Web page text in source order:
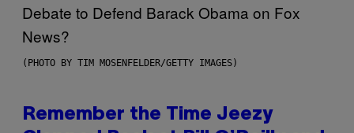
(PHOTO BY TIM MOSENFELDER/GETTY IMAGES)
Remember the Time Jeezy